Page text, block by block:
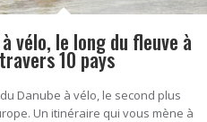
vélo, le long du fleuve à
travers 10 pays
Danube à vélo, le second plus
Un itinéraire qui vous mène à